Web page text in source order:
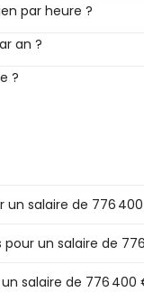
par heure ?
an ?
?
salaire de 776
un salaire de
salaire de 776 400